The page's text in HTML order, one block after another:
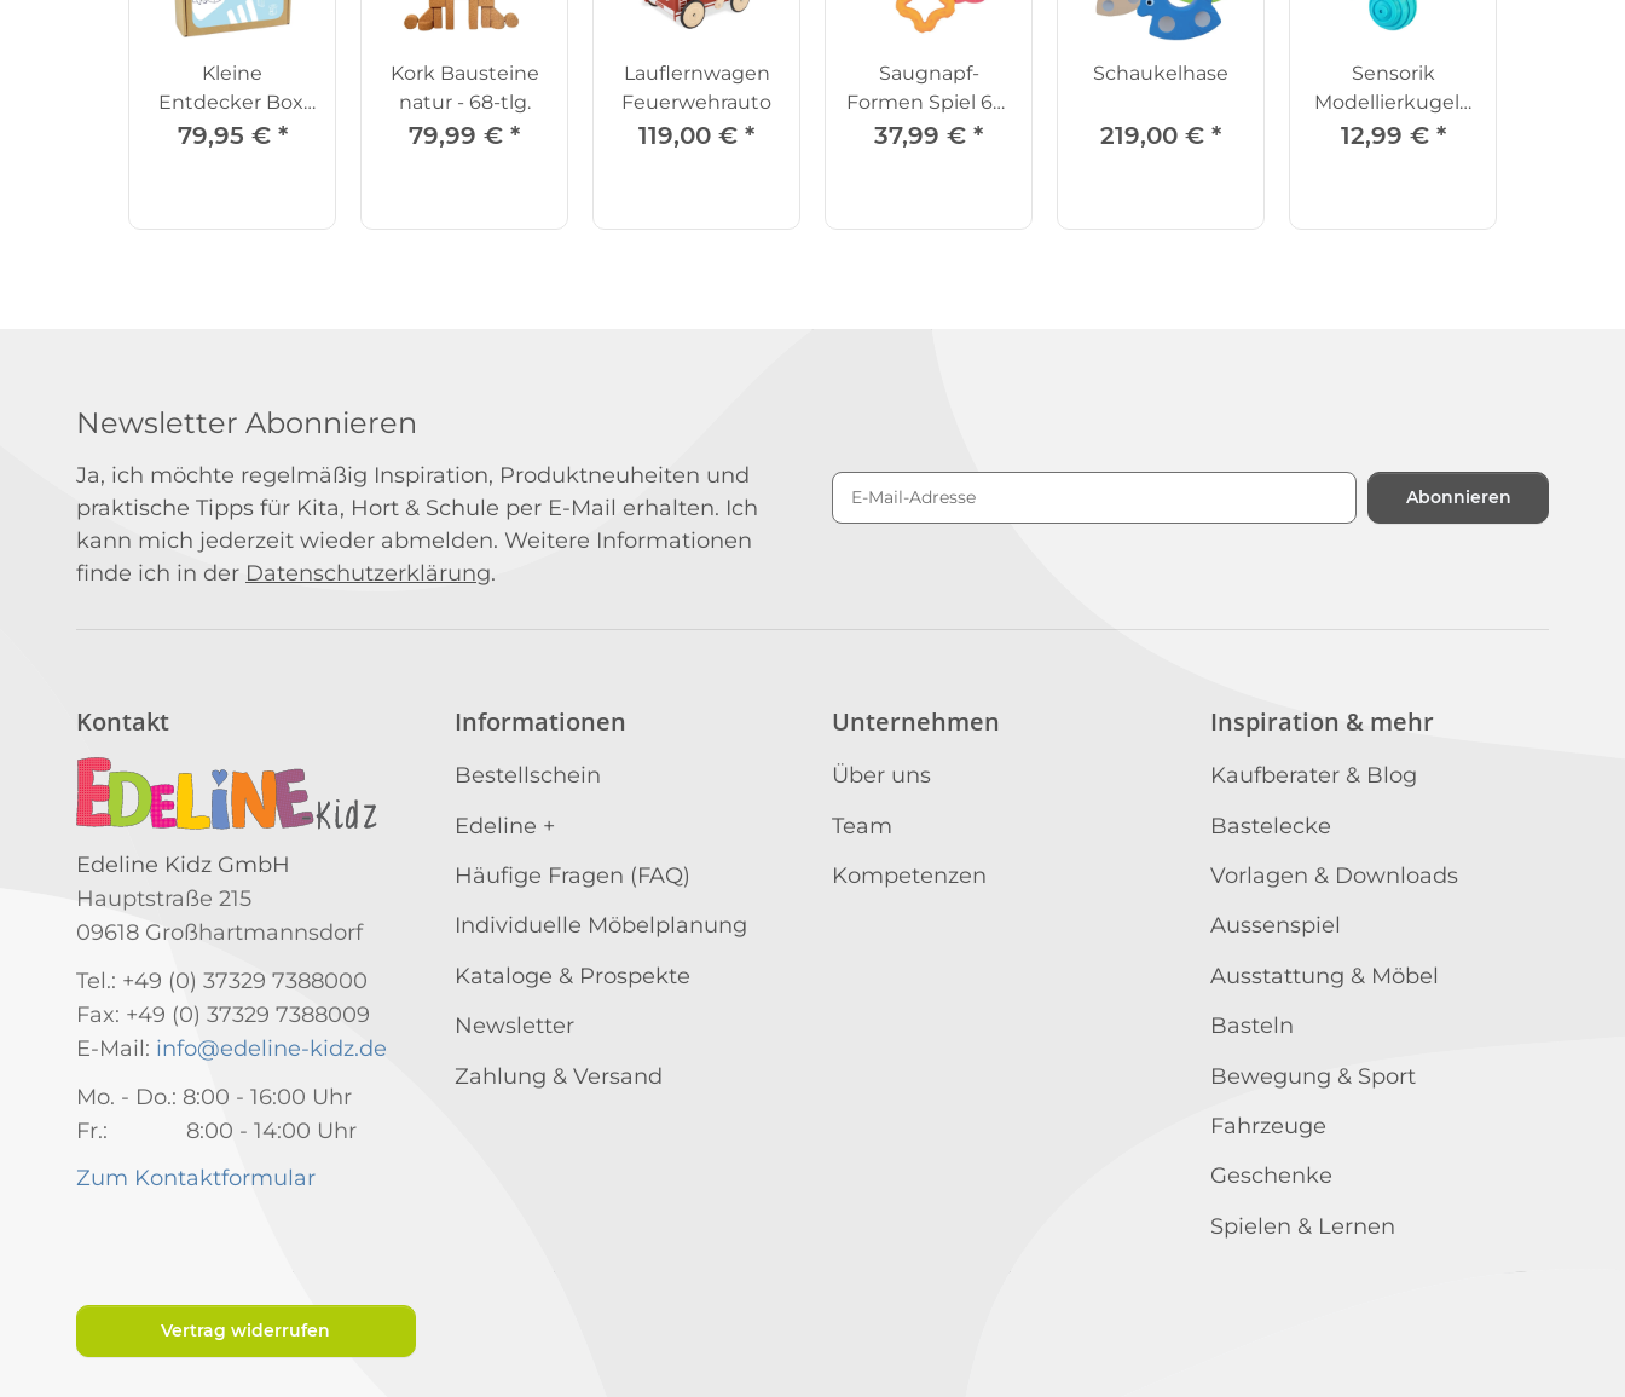
Kleine
Entdecker Box,
12-18 Monate
79,95 € *
Kork Bausteine
natur - 68-tlg.
79,99 € *
Lauflernwagen
Feuerwehrauto
119,00 € *
Saugnapf-
Formen Spiel 6er
Set
37,99 € *
Schaukelhase
219,00 € *
Sensorik
Modellierkugeln
4er Set
12,99 € *
Newsletter Abonnieren
Ja, ich möchte regelmäßig Inspiration, Produktneuheiten und
praktische Tipps für Kita, Hort & Schule per E-Mail erhalten. Ich
kann mich jederzeit wieder abmelden. Weitere Informationen
finde ich in der Datenschutzerklärung.
Abonnieren
Kontakt
Edeline Kidz GmbH
Hauptstraße 215
09618 Großhartmannsdorf
Tel.: +49 (0) 37329 7388000
Fax: +49 (0) 37329 7388009
E-Mail: info@edeline-kidz.de
Mo. - Do.: 8:00 - 16:00 Uhr
Fr.: 8:00 - 14:00 Uhr
Zum Kontaktformular
Informationen
Bestellschein
Edeline +
Häufige Fragen (FAQ)
Individuelle Möbelplanung
Kataloge & Prospekte
Newsletter
Zahlung & Versand
Unternehmen
Über uns
Team
Kompetenzen
Inspiration & mehr
Kaufberater & Blog
Bastelecke
Vorlagen & Downloads
Aussenspiel
Ausstattung & Möbel
Basteln
Bewegung & Sport
Fahrzeuge
Geschenke
Spielen & Lernen
Vertrag widerrufen